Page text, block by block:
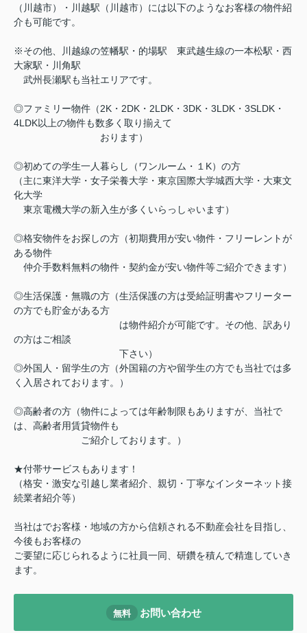
（川越市）・川越駅（川越市）には以下のようなお客様の物件紹
介も可能です。
※その他、川越線の笠幡駅・的場駅 東武越生線の一本松駅・西
大家駅・川角駅
武州長瀬駅も当社エリアです。
◎ファミリー物件（2K・2DK・2LDK・3DK・3LDK・3SLDK・
4LDK以上の物件も数多く取り揃えて
おります）
◎初めての学生一人暮らし（ワンルーム・１K）の方
（主に東洋大学・女子栄養大学・東京国際大学城西大学・大東文
化大学
東京電機大学の新入生が多くいらっしゃいます）
◎格安物件をお探しの方（初期費用が安い物件・フリーレントが
ある物件
仲介手数料無料の物件・契約金が安い物件等ご紹介できます）
◎生活保護・無職の方（生活保護の方は受給証明書やフリーター
の方でも貯金がある方
は物件紹介が可能です。その他、訳あり
の方はご相談
下さい）
◎外国人・留学生の方（外国籍の方や留学生の方でも当社では多
く入居されております。）
◎高齢者の方（物件によっては年齢制限もありますが、当社で
は、高齢者用賃貸物件も
ご紹介しております。）
★付帯サービスもあります！
（格安・激安な引越し業者紹介、親切・丁寧なインターネット接
続業者紹介等）
当社はでお客様・地域の方から信頼される不動産会社を目指し、
今後もお客様の
ご要望に応じられるように社員一同、研鑽を積んで精進していき
ます。
無料 お問い合わせ